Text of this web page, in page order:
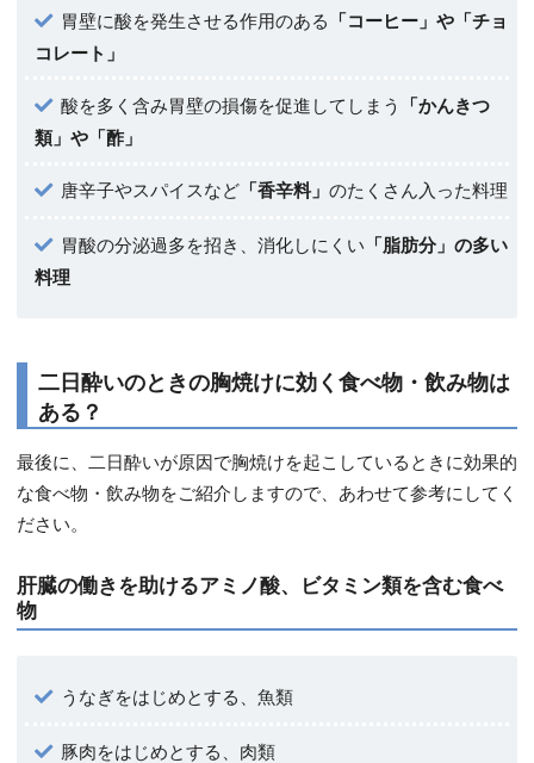
胃壁に酸を発生させる作用のある 「コーヒー」や「チョ
コレート」
酸を多く含み胃壁の損傷を促進してしまう
「かんきつ
類」や「酢」
唐辛子やスパイスなど「香辛料」 のたくさん入った料理
胃酸の分泌過多を招き、消化しにくい 「脂肪分」の多い
料理
二日酔いのときの胸焼けに効く食べ物・飲み物は
ある？
最後に、二日酔いが原因で胸焼けを起こしているときに効果的
な食べ物・飲み物をご紹介しますので、あわせて参考にしてく
ださい。
肝臓の働きを助けるアミノ酸、ビタミン類を含む食べ
物
うなぎをはじめとする、魚類
豚肉をはじめとする、肉類